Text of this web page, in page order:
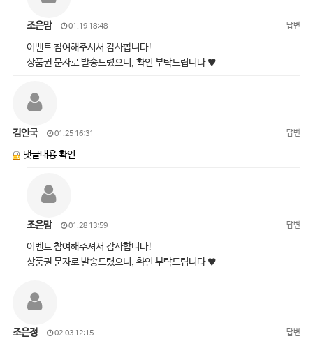
조은맘 01.19 18:48 답변
이벤트 참여해주셔서 감사합니다!
상품권 문자로 발송드렸으니, 확인 부탁드립니다 ♥
김인국 01.25 16:31 답변
댓글내용 확인
조은맘 01.28 13:59 답변
이벤트 참여해주셔서 감사합니다!
상품권 문자로 발송드렸으니, 확인 부탁드립니다 ♥
조은정 02.03 12:15 답변